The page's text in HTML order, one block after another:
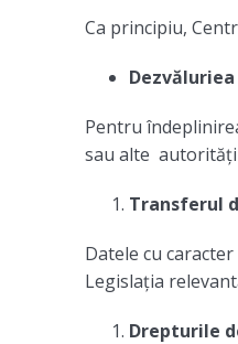
Ca principiu,
Pentru
sau alte autorități
Transferul
Datele cu
Legislația
Drepturile